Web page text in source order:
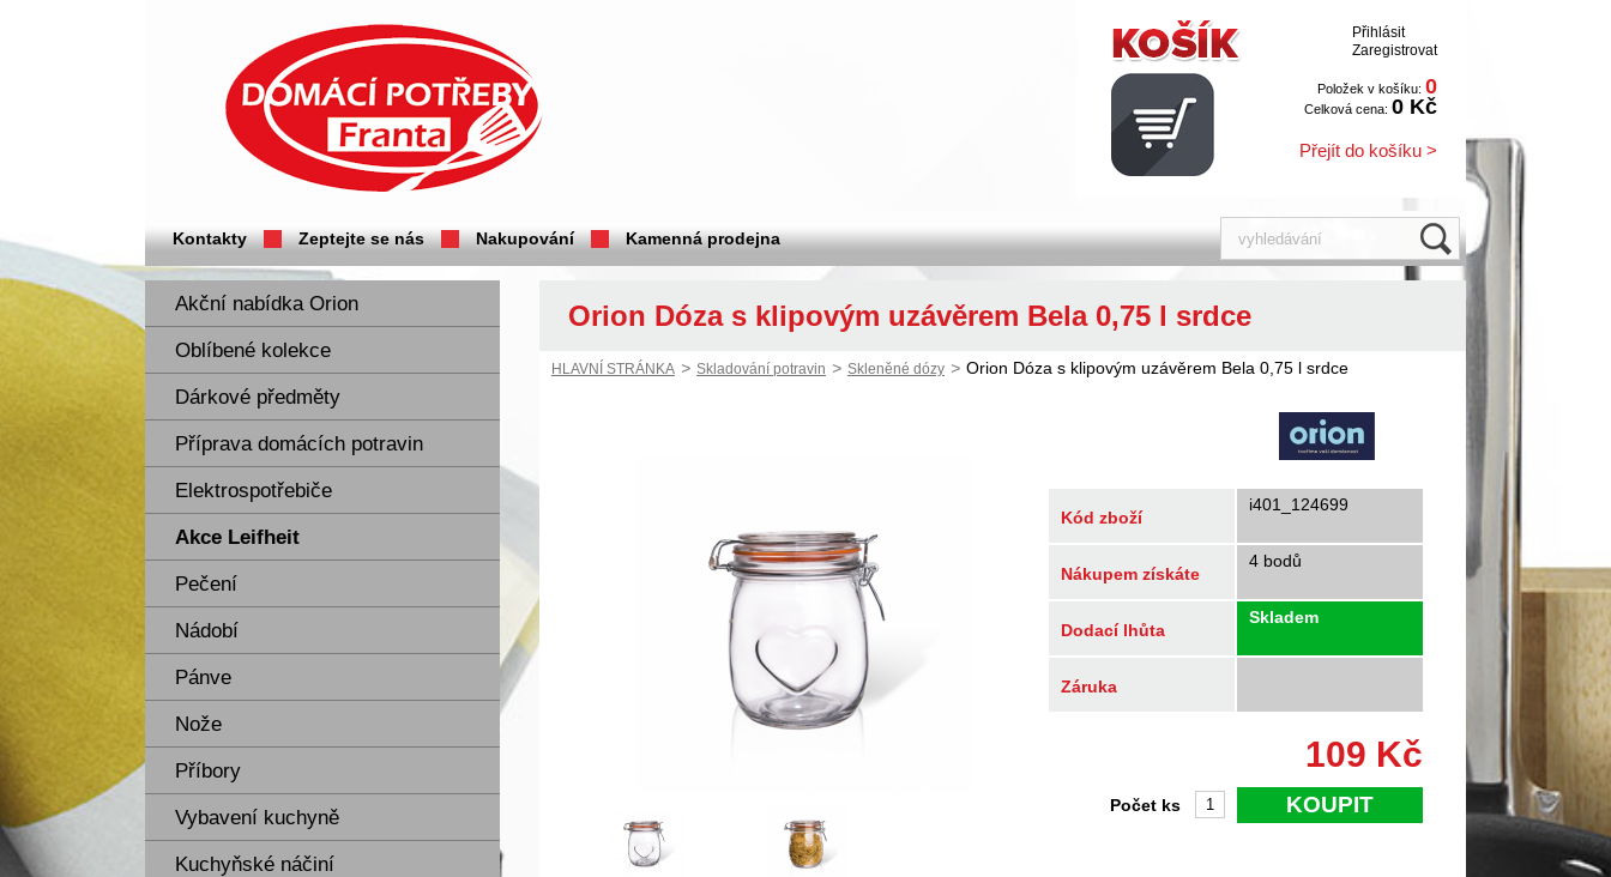
Přihlásit
Zaregistrovat
Položek v košíku: 0
Celková cena: 0 Kč
Přejít do košíku >
Kontakty Zeptejte se nás Nakupování Kamenná prodejna
Akční nabídka Orion
Oblíbené kolekce
Dárkové předměty
Příprava domácích potravin
Elektrospotřebiče
Akce Leifheit
Pečení
Nádobí
Pánve
Nože
Příbory
Vybavení kuchyně
Kuchyňské náčiní
Orion Dóza s klipovým uzávěrem Bela 0,75 l srdce
HLAVNÍ STRÁNKA > Skladování potravin > Skleněné dózy > Orion Dóza s klipovým uzávěrem Bela 0,75 l srdce
Kód zboží
i401_124699
Nákupem získáte
4 bodů
Dodací lhůta
Skladem
Záruka
109 Kč
KOUPIT
Počet ks